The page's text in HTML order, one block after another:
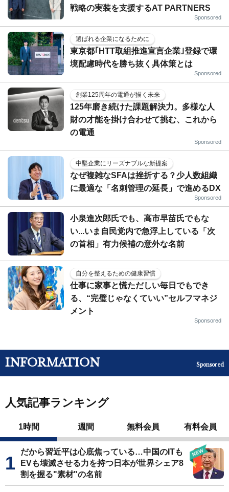
戦略の実装を支援するAT PARTNERS
Sponsored
選ばれる企業になるために
東京都｢HTT取組推進宣言企業｣登録で環
境配慮時代を勝ち抜く具体策とは
Sponsored
創業125周年の電通が描く未来
125年磨き続けた課題解決力。多様な人
財の才能を掛け合わせて挑む、これから
の電通
Sponsored
中堅企業にリーズナブルな新提案
なぜ複雑なSFAは挫折する？少人数組織
に最適な「名刺管理の延長」で進めるDX
Sponsored
小泉進次郎氏でも、高市早苗氏でもな
い...いま自民党内で急浮上している「次
の首相」有力候補の意外な名前
自分を整えるための健康習慣
仕事に家事と慌ただしい毎日でもでき
る、“完璧じゃなくていい”セルフマネジ
メント
Sponsored
INFORMATION Sponsored
人気記事ランキング
1時間 週間 無料会員 有料会員
だから習近平は心底焦っている…中国のITも
EVも壊滅させる力を持つ日本が世界シェア8
割を握る"素材"の名前